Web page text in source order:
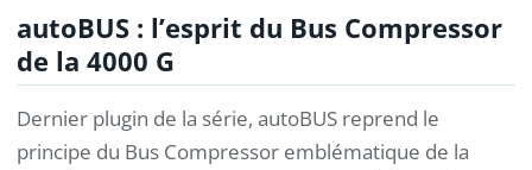
autoBUS : l’esprit du Bus Compressor
de la 4000 G
Dernier plugin de la série, autoBUS reprend le
principe du Bus Compressor emblématique de la